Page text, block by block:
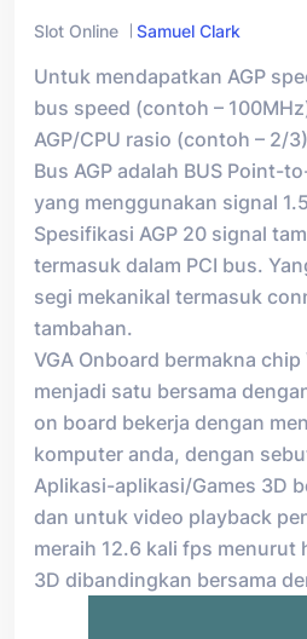
Slot Online Samuel Clark
Untuk mendapatkan AGP
bus speed (contoh –
AGP/CPU rasio (contoh – 2/
Bus AGP adalah BUS Point-
yang menggunakan signal
Spesifikasi AGP 20 signal
termasuk dalam PCI bus.
segi mekanikal termasuk
tambahan.
VGA Onboard bermakna
menjadi satu bersama
on board bekerja dengan
komputer anda, dengan
Aplikasi-aplikasi/Games 3D
dan untuk video playback
meraih 12.6 kali fps menurut
3D dibandingkan bersama